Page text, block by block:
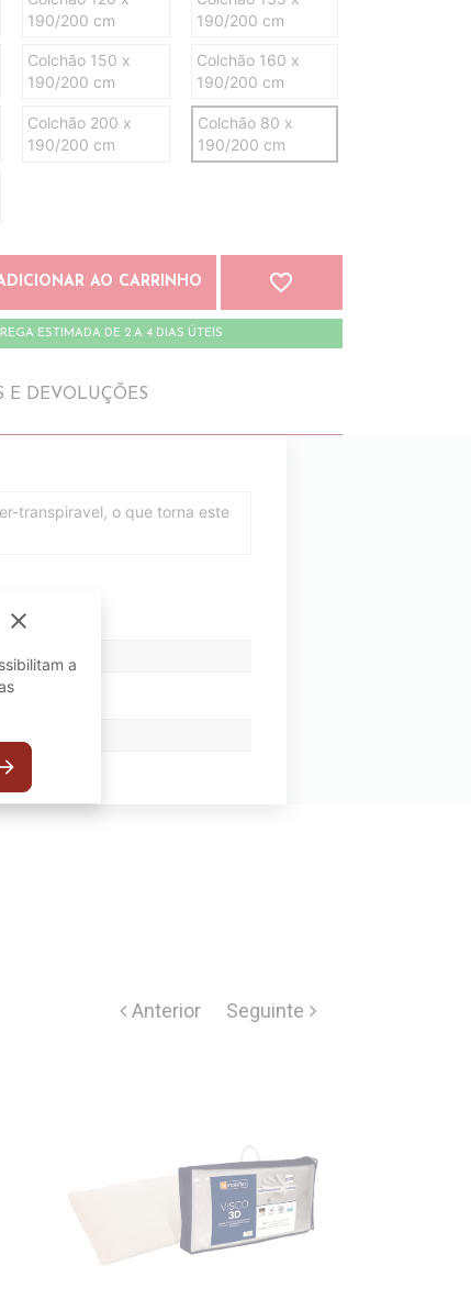
190/200 cm
190/200 cm
Colchão 150 x
190/200 cm
Colchão 160 x
190/200 cm
Colchão 200 x
190/200 cm
Colchão 80 x
190/200 cm
AO CARRINHO favorite_border
ESTIMADA DE 2 A 4 DIAS ÚTEIS
E DEVOLUÇÕES
transpiravel, o que torna este
close
a
arrow_forward